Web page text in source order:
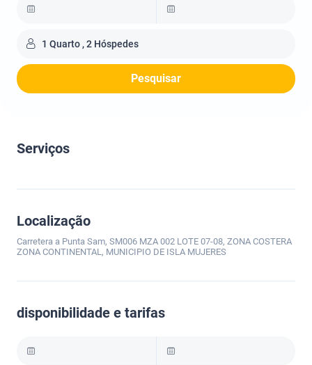
1 Quarto , 2 Hóspedes
Pesquisar
Serviços
Localização
Carretera a Punta Sam, SM006 MZA 002 LOTE 07-08, ZONA COSTERA
ZONA CONTINENTAL, MUNICIPIO DE ISLA MUJERES
disponibilidade e tarifas